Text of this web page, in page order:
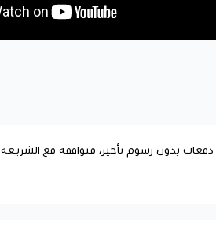
دفعات بدون رسوم تأخير، متوافقة مع الشريعة